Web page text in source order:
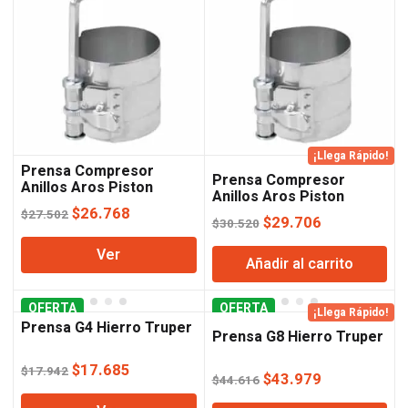
Prensa Compresor
Anillos Aros Piston
Truper 54-127 Mm
$27.502 El
precio
original
era:
$27.502.
$26.768
precio
es:
Ver
¡Llega Rápido!
Prensa Compresor
Anillos Aros Piston
Truper 70-160 Mm
$30.520 El
precio
original
era:
$30.520.
$29.706El
precio
actual
es:
$29.706.
Añadir al carrito
OFERTA
Prensa G4 Hierro Truper
$17.942 El
precio
$17.685
precio
OFERTA ¡Llega Rápido!
Prensa G8 Hierro Truper
$44.616 El
precio
$43.979El
precio